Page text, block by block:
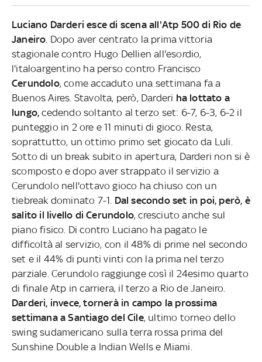
Luciano Darderi esce di scena all'Atp 500 di Rio de
Janeiro . Dopo aver centrato la prima vittoria
stagionale contro Hugo Dellien all'esordio,
l'italoargentino ha perso contro Francisco
Cerundolo, come accaduto una settimana fa a
Buenos Aires. Stavolta, però, Darderi ha lottato a
lungo, cedendo soltanto al terzo set: 6-7, 6-3, 6-2 il
punteggio in 2 ore e 11 minuti di gioco. Resta,
soprattutto, un ottimo primo set giocato da Luli.
Sotto di un break subito in apertura, Darderi non si è
scomposto e dopo aver strappato il servizio a
Cerundolo nell'ottavo gioco ha chiuso con un
tiebreak dominato 7-1. Dal secondo set in poi, però, è
salito il livello di Cerundolo, cresciuto anche sul
piano fisico. Di contro Luciano ha pagato le
difficoltà al servizio, con il 48% di prime nel secondo
set e il 44% di punti vinti con la prima nel terzo
parziale. Cerundolo raggiunge così il 24esimo quarto
di finale Atp in carriera, il terzo a Rio de Janeiro.
Darderi, invece, tornerà in campo la prossima
settimana a Santiago del Cile, ultimo torneo dello
swing sudamericano sulla terra rossa prima del
Sunshine Double a Indian Wells e Miami.